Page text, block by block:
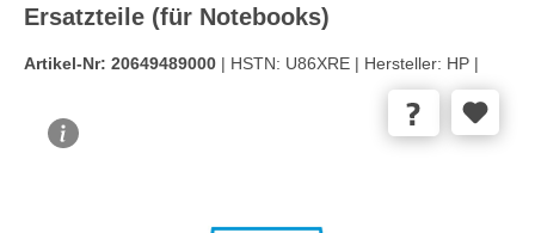
Ersatzteile (für Notebooks)
Artikel-Nr: 20649489000 | HSTN: U86XRE | Hersteller: HP |